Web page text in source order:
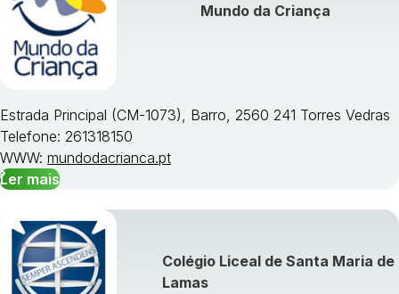
Mundo da Criança
Estrada Principal (CM-1073), Barro, 2560 241 Torres Vedras
Telefone: 261318150
WWW: mundodacrianca.pt
Ler mais
Colégio Liceal de Santa Maria de
Lamas